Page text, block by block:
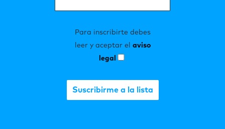
Para inscribirte debes
leer y aceptar el aviso
legal